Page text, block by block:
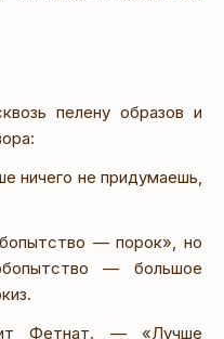
пелену образов и
ничего не придумаешь,
— порок», но
— большое
Фетнат. — «Лучше